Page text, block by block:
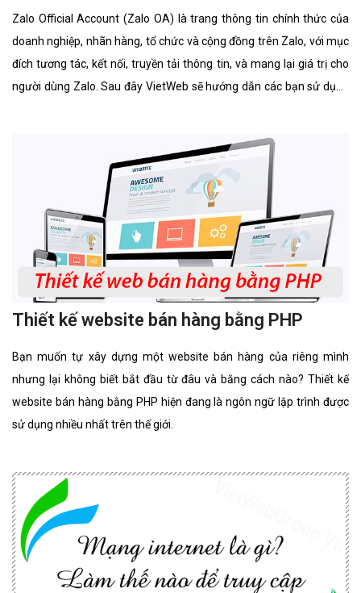
Zalo Official Account (Zalo OA) là trang thông tin chính thức của
doanh nghiệp, nhãn hàng, tổ chức và cộng đồng trên Zalo, với mục
đích tương tác, kết nối, truyền tải thông tin, và mang lại giá trị cho
người dùng Zalo. Sau đây VietWeb sẽ hướng dẫn các bạn sử dụng
Thiết kế website bán hàng bằng PHP
Bạn muốn tự xây dựng một website bán hàng của riêng mình
nhưng lại không biết bắt đầu từ đâu và bằng cách nào? Thiết kế
website bán hàng bằng PHP hiện đang là ngôn ngữ lập trình được
sử dụng nhiều nhất trên thế giới.